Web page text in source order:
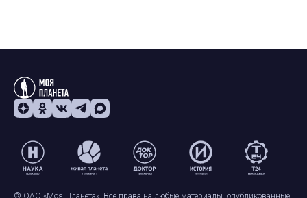
© ОАО «Моя Планета». Все права на любые материалы, опубликованные